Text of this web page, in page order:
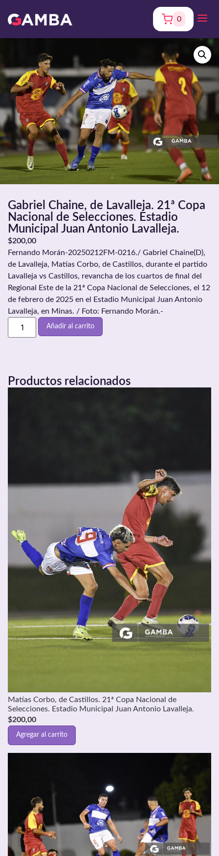
0
Gabriel Chaine, de Lavalleja. 21ª Copa
Nacional de Selecciones. Estadio
Municipal Juan Antonio Lavalleja.
$200,00
Fernando Morán-20250212FM-0216./ Gabriel Chaine(D),
de Lavalleja, Matías Corbo, de Castillos, durante el partido
Lavalleja vs Castillos, revancha de los cuartos de final del
Regional Este de la 21ª Copa Nacional de Selecciones, el 12
de febrero de 2025 en el Estadio Municipal Juan Antonio
Lavalleja, en Minas. / Foto: Fernando Morán.-
Añadir al carrito
Productos relacionados
Matías Corbo, de Castillos. 21ª Copa Nacional de
Selecciones. Estadio Municipal Juan Antonio Lavalleja.
$200,00
Agregar al carrito